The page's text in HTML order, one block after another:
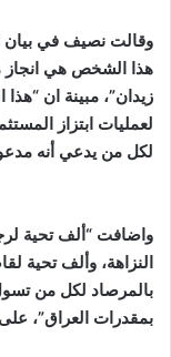
وقالت نصيف في بيان
هذا الشخص هي انجاز
زيدان”، مبينة ان
لعمليات ابتزاز
لكل من يدعي أنه
واضافت “ألف تحية
النزاهة، وألف تحية
بالمرصاد لكل من
بمقدرات العراق”،